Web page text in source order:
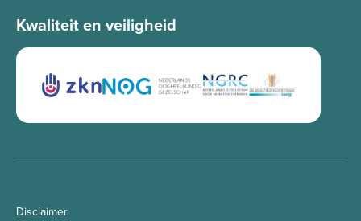
Kwaliteit en veiligheid
Disclaimer